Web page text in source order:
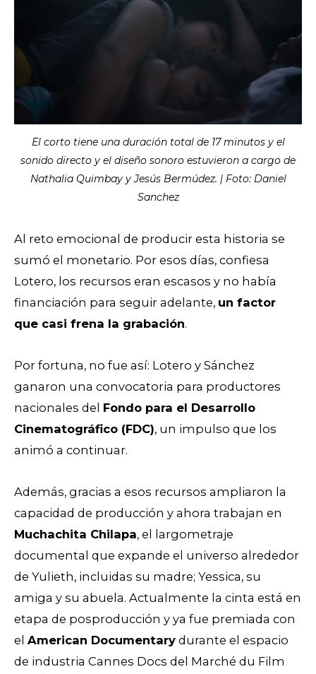
El corto tiene una duración total de 17 minutos y el
sonido directo y el diseño sonoro estuvieron a cargo de
Nathalia Quimbay y Jesús Bermúdez. | Foto: Daniel
Sanchez
Al reto emocional de producir esta historia se
sumó el monetario. Por esos días, confiesa
Lotero, los recursos eran escasos y no había
financiación para seguir adelante, un factor
que casi frena la grabación.
Por fortuna, no fue así: Lotero y Sánchez
ganaron una convocatoria para productores
nacionales del Fondo para el Desarrollo
Cinematográfico (FDC), un impulso que los
animó a continuar.
Además, gracias a esos recursos ampliaron la
capacidad de producción y ahora trabajan en
Muchachita Chilapa, el largometraje
documental que expande el universo alrededor
de Yulieth, incluidas su madre; Yessica, su
amiga y su abuela. Actualmente la cinta está en
etapa de posproducción y ya fue premiada con
el American Documentary durante el espacio
de industria Cannes Docs del Marché du Film